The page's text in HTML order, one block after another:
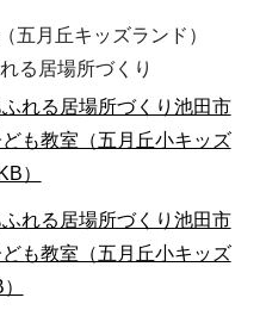
五月丘キッズランド）
る居場所づくり
れる居場所づくり池田市
も教室（五月丘小キッズ
）
れる居場所づくり池田市
も教室（五月丘小キッズ